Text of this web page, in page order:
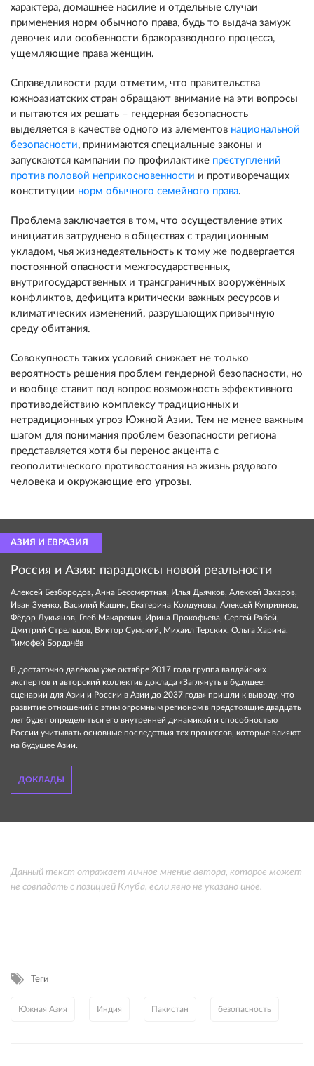
характера, домашнее насилие и отдельные случаи
применения норм обычного права, будь то выдача замуж
девочек или особенности бракоразводного процесса,
ущемляющие права женщин.
Справедливости ради отметим, что правительства
южноазиатских стран обращают внимание на эти вопросы
и пытаются их решать – гендерная безопасность
выделяется в качестве одного из элементов национальной
безопасности, принимаются специальные законы и
запускаются кампании по профилактике преступлений
против половой неприкосновенности и противоречащих
конституции норм обычного семейного права.
Проблема заключается в том, что осуществление этих
инициатив затруднено в обществах с традиционным
укладом, чья жизнедеятельность к тому же подвергается
постоянной опасности межгосударственных,
внутригосударственных и трансграничных вооружённых
конфликтов, дефицита критически важных ресурсов и
климатических изменений, разрушающих привычную
среду обитания.
Совокупность таких условий снижает не только
вероятность решения проблем гендерной безопасности, но
и вообще ставит под вопрос возможность эффективного
противодействию комплексу традиционных и
нетрадиционных угроз Южной Азии. Тем не менее важным
шагом для понимания проблем безопасности региона
представляется хотя бы перенос акцента с
геополитического противостояния на жизнь рядового
человека и окружающие его угрозы.
АЗИЯ И ЕВРАЗИЯ
Россия и Азия: парадоксы новой реальности
Алексей Безбородов, Анна Бессмертная, Илья Дьячков, Алексей Захаров,
Иван Зуенко, Василий Кашин, Екатерина Колдунова, Алексей Куприянов,
Фёдор Лукьянов, Глеб Макаревич, Ирина Прокофьева, Сергей Рабей,
Дмитрий Стрельцов, Виктор Сумский, Михаил Терских, Ольга Харина,
Тимофей Бордачёв
В достаточно далёком уже октябре 2017 года группа валдайских
экспертов и авторский коллектив доклада «Заглянуть в будущее:
сценарии для Азии и России в Азии до 2037 года» пришли к выводу, что
развитие отношений с этим огромным регионом в предстоящие двадцать
лет будет определяться его внутренней динамикой и способностью
России учитывать основные последствия тех процессов, которые влияют
на будущее Азии.
ДОКЛАДЫ
Данный текст отражает личное мнение автора, которое может
не совпадать с позицией Клуба, если явно не указано иное.
Теги
Южная Азия Индия Пакистан безопасность